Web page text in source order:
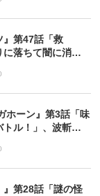
』第47話「救
に落ちて闇に消え
ホーン』第3話「味
ル！」、波斬の
』第28話「謎の怪